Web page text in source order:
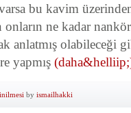
bu kavim
onların ne kadar
anlatmış olabileceği
yapmış
by ismailhakki